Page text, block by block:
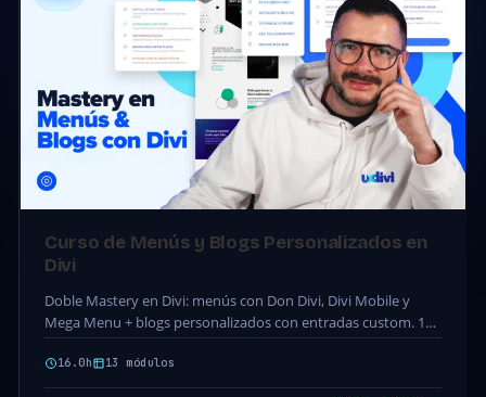
Curso de Menús y Blogs Personalizados en
Divi
Doble Mastery en Divi: menús con Don Divi, Divi Mobile y
Mega Menu + blogs personalizados con entradas custom. 13
módulos · 45 clases…
16.0h 13 módulos